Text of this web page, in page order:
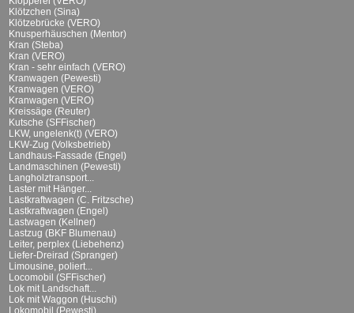
Klötzchen (Sina)
Klötzebrücke (VERO)
Knusperhäuschen (Mentor)
Kran (Steba)
Kran (VERO)
Kran - sehr einfach (VERO)
Kranwagen (Pewesti)
Kranwagen (VERO)
Kranwagen (VERO)
Kreissäge (Reuter)
Kutsche (SFFischer)
LKW, ungelenk(t) (VERO)
LKW-Zug (Volksbetrieb)
Landhaus-Fassade (Engel)
Landmaschinen (Pewesti)
Langholztransport...
Laster mit Hänger...
Lastkraftwagen (C. Fritzsche)
Lastkraftwagen (Engel)
Lastwagen (Kellner)
Lastzug (BKF Blumenau)
Leiter, perplex (Liebehenz)
Liefer-Dreirad (Spranger)
Limousine, poliert...
Locomobil (SFFischer)
Lok mit Landschaft...
Lok mit Waggon (Huschi)
Lokomobil (Pewesti)